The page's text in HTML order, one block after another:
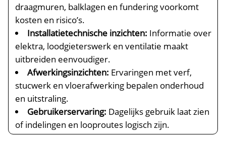
draagmuren, balklagen en fundering voorkomt
kosten en risico’s.​
Installatietechnische inzichten: Informatie over
elektra, loodgieterswerk en ventilatie maakt
uitbreiden eenvoudiger.​
Afwerkingsinzichten: Ervaringen met verf,
stucwerk en vloerafwerking bepalen onderhoud
en uitstraling.​
Gebruikerservaring: Dagelijks gebruik laat zien
of indelingen en looproutes logisch zijn.​